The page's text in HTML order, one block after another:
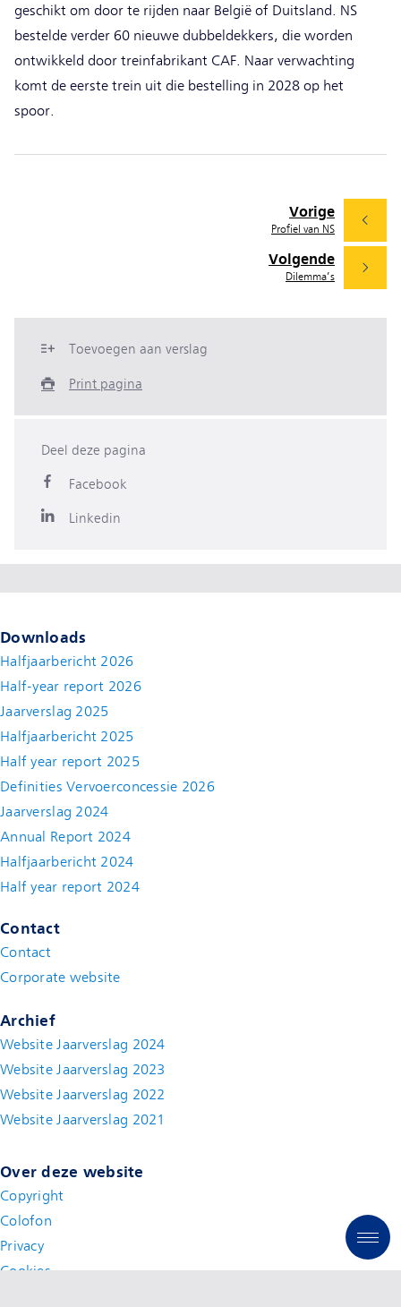
geschikt om door te rijden naar België of Duitsland. NS
bestelde verder 60 nieuwe dubbeldekkers, die worden
ontwikkeld door treinfabrikant CAF. Naar verwachting
komt de eerste trein uit die bestelling in 2028 op het
spoor.
Volgende
Dilemma’s
Vorige
Profiel van NS
Toevoegen aan verslag
Print pagina
Deel deze pagina
Facebook
Linkedin
Downloads
Halfjaarbericht 2026
Half-year report 2026
Jaarverslag 2025
Halfjaarbericht 2025
Half year report 2025
Definities Vervoerconcessie 2026
Jaarverslag 2024
Annual Report 2024
Halfjaarbericht 2024
Half year report 2024(new window)
Contact
Contact(new window)
Corporate website
Archief
Website Jaarverslag 2024
Website Jaarverslag 2023
Website Jaarverslag 2022
Website Jaarverslag 2021
Over deze website
Copyright
Colofon
Privacy
Cookies